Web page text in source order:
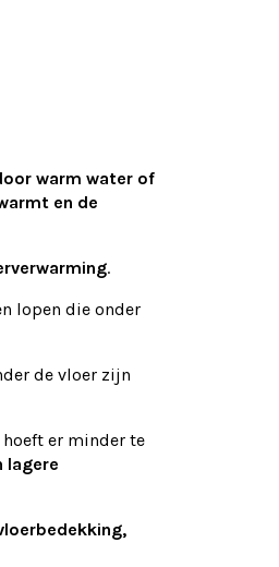
warm water of
en de
.
lopen die onder
de vloer zijn
er minder te
lagere